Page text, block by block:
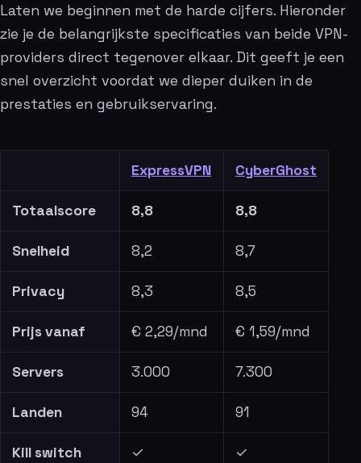
Laten we beginnen met de harde cijfers. Hieronder
zie je de belangrijkste specificaties van beide VPN-
providers direct tegenover elkaar. Dit geeft je een
snel overzicht voordat we dieper duiken in de
prestaties en gebruikservaring.
ExpressVPN CyberGhost
Totaalscore 8,8 8,8
Snelheid 8,2 8,7
Privacy 8,3 8,5
Prijs vanaf € 2,29/mnd € 1,59/mnd
Servers 3.000 7.300
Landen 94 91
Kill switch ✓ ✓